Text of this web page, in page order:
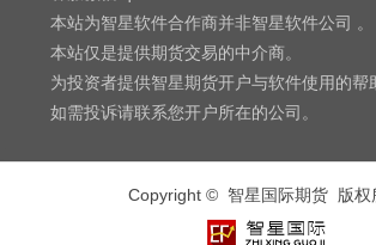
本站为智星软件合作商并非智星软件公司 。
本站仅是提供期货交易的中介商。
为投资者提供智星期货开户与软件使用的帮
如需投诉请联系您开户所在的公司。
Copyright © 智星国际期货 版权